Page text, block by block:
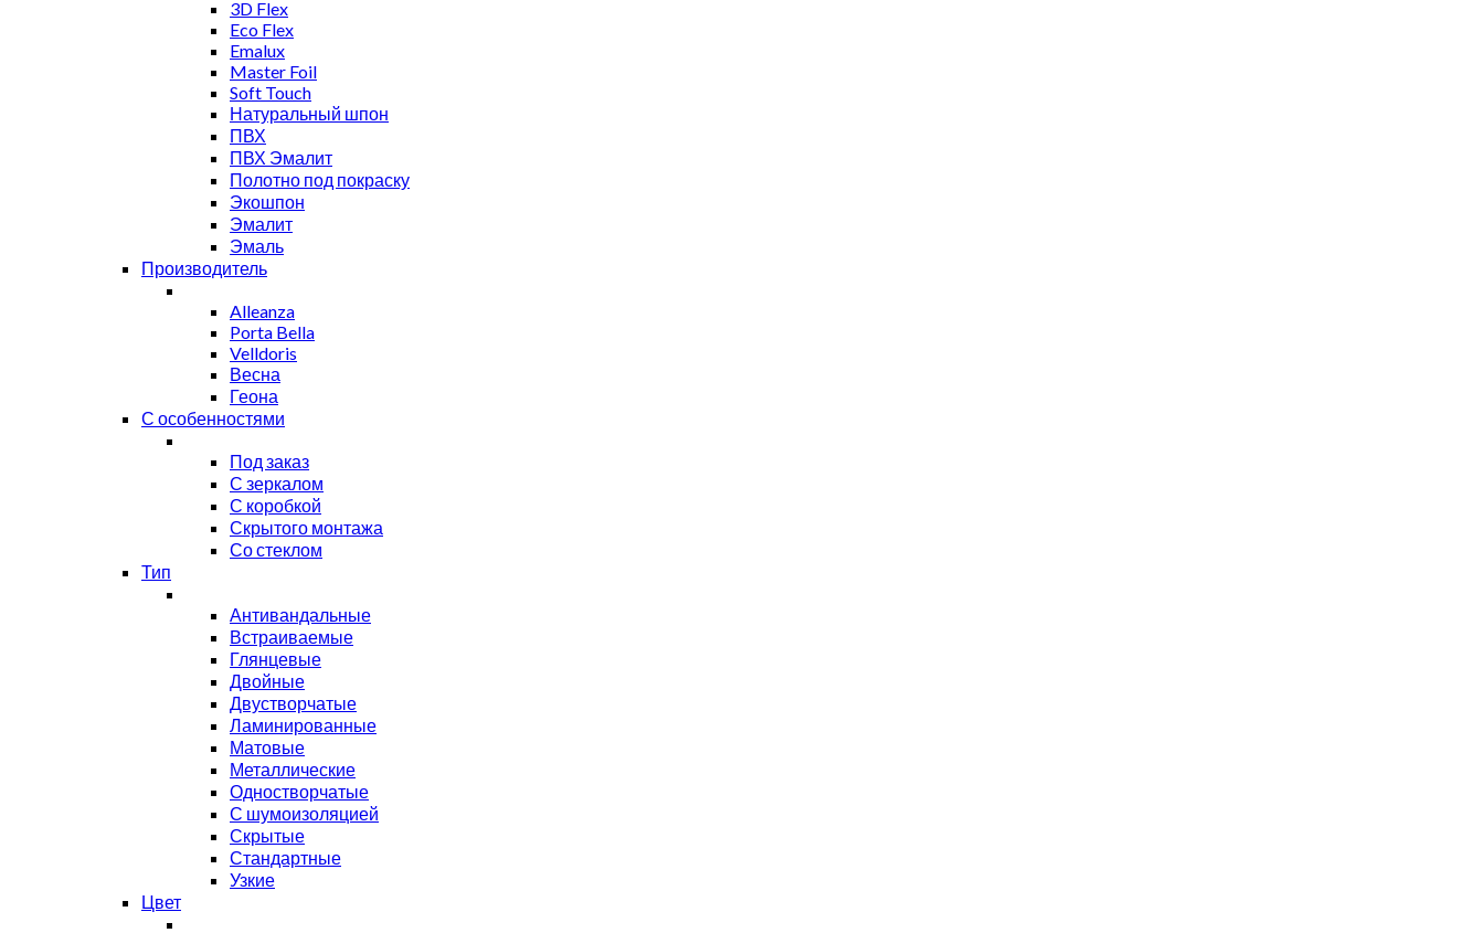
3D Flex
Eco Flex
Emalux
Master Foil
Soft Touch
Натуральный шпон
ПВХ
ПВХ Эмалит
Полотно под покраску
Экошпон
Эмалит
Эмаль
Производитель
Alleanza
Porta Bella
Velldoris
Весна
Геона
С особенностями
Под заказ
С зеркалом
С коробкой
Скрытого монтажа
Со стеклом
Тип
Антивандальные
Встраиваемые
Глянцевые
Двойные
Двустворчатые
Ламинированные
Матовые
Металлические
Одностворчатые
С шумоизоляцией
Скрытые
Стандартные
Узкие
Цвет